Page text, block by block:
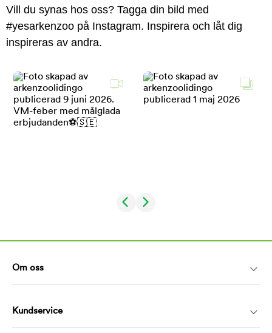
Vill du synas hos oss? Tagga din bild med
#yesarkenzoo på Instagram. Inspirera och låt dig
inspireras av andra.
Om oss
Kundservice